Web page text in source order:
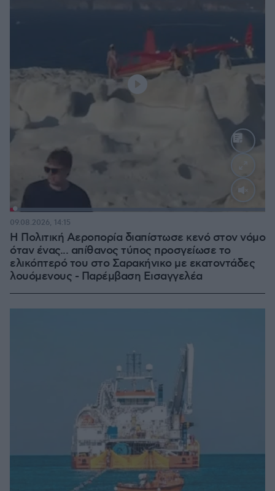
Loaded:
Η Πολιτική Αεροπορία διαπίστωσε κενό στον νόμο
όταν ένας... απίθανος τύπος προσγείωσε το
ελικόπτερό του στο Σαρακήνικο με εκατοντάδες
λουόμενους - Παρέμβαση Εισαγγελέα
09.08.2026, 14:15